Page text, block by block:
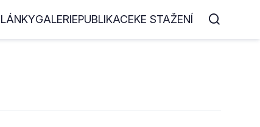
GALERIEPUBLIKACEKE STAŽENÍ